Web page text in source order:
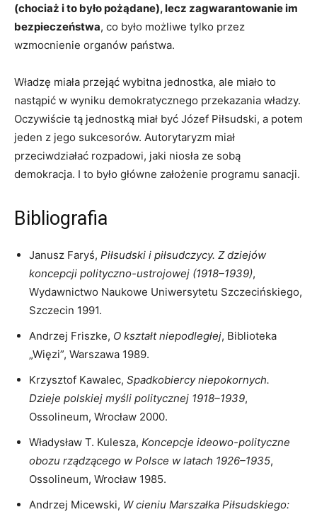
(chociaż i to było pożądane), lecz zagwarantowanie im
bezpieczeństwa, co było możliwe tylko przez
wzmocnienie organów państwa.
Władzę miała przejąć wybitna jednostka, ale miało to
nastąpić w wyniku demokratycznego przekazania władzy.
Oczywiście tą jednostką miał być Józef Piłsudski, a potem
jeden z jego sukcesorów. Autorytaryzm miał
przeciwdziałać rozpadowi, jaki niosła ze sobą
demokracja. I to było główne założenie programu sanacji.
Bibliografia
Janusz Faryś, Piłsudski i piłsudczycy. Z dziejów
koncepcji polityczno-ustrojowej (1918–1939),
Wydawnictwo Naukowe Uniwersytetu Szczecińskiego,
Szczecin 1991.
Andrzej Friszke, O kształt niepodległej, Biblioteka
„Więzi”, Warszawa 1989.
Krzysztof Kawalec, Spadkobiercy niepokornych.
Dzieje polskiej myśli politycznej 1918–1939,
Ossolineum, Wrocław 2000.
Władysław T. Kulesza, Koncepcje ideowo-polityczne
obozu rządzącego w Polsce w latach 1926–1935,
Ossolineum, Wrocław 1985.
Andrzej Micewski, W cieniu Marszałka Piłsudskiego: